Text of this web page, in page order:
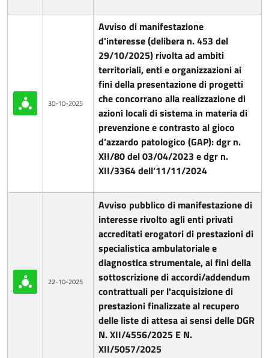
30-10-2025
Avviso di manifestazione
d'interesse (delibera n. 453 del
29/10/2025) rivolta ad ambiti
territoriali, enti e organizzazioni ai
fini della presentazione di progetti
che concorrano alla realizzazione di
azioni locali di sistema in materia di
prevenzione e contrasto al gioco
d’azzardo patologico (GAP): dgr n.
XII/80 del 03/04/2023 e dgr n.
XII/3364 dell’11/11/2024
22-10-2025
Avviso pubblico di manifestazione di
interesse rivolto agli enti privati
accreditati erogatori di prestazioni di
specialistica ambulatoriale e
diagnostica strumentale, ai fini della
sottoscrizione di accordi/addendum
contrattuali per l'acquisizione di
prestazioni finalizzate al recupero
delle liste di attesa ai sensi delle DGR
N. XII/4556/2025 E N.
XII/5057/2025